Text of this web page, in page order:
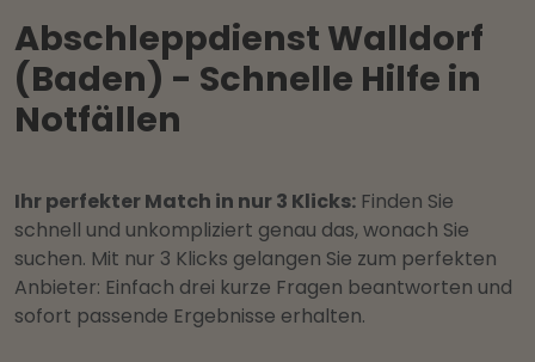
Abschleppdienst Walldorf
(Baden) - Schnelle Hilfe in
Notfällen
Ihr perfekter Match in nur 3 Klicks: Finden Sie
schnell und unkompliziert genau das, wonach Sie
suchen. Mit nur 3 Klicks gelangen Sie zum perfekten
Anbieter: Einfach drei kurze Fragen beantworten und
sofort passende Ergebnisse erhalten.